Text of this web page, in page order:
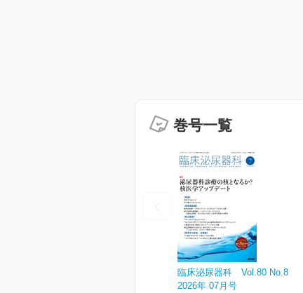
巻号一覧
臨床泌尿器科 Vol.80 No.8
2026年 07月号